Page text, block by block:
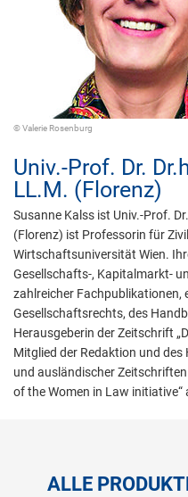
© Valerie Rosenburg
Univ.-Prof. Dr.
LL.M. (Florenz)
Susanne Kalss ist Univ.-Prof.
(Florenz) ist Professorin für
Wirtschaftsuniversität Wien.
Gesellschafts-, Kapitalmarkt-
zahlreicher Fachpublikationen,
Gesellschaftsrechts, des
Herausgeberin der Zeitschrift
Mitglied der Redaktion und
und ausländischer
of the Women in Law initiative“
ALLE